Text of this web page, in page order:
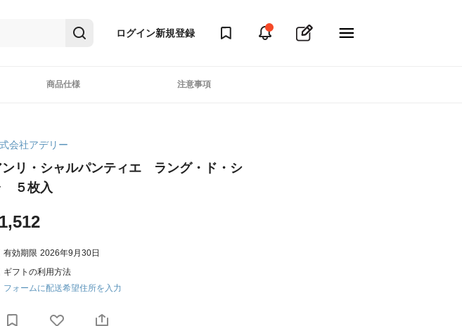
ログイン新規登録
商品仕様 注意事項
会社アデリー
ンリ・シャルパンティエ ラング・ド・シ
５枚入
有効期限 2026年9月30日
ギフトの利用方法
フォームに配送希望住所を入力